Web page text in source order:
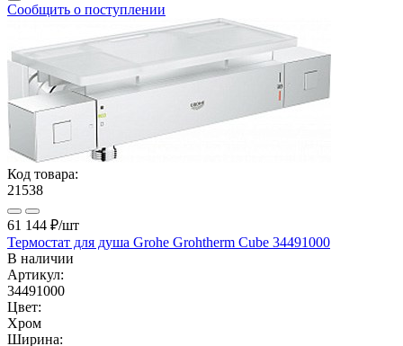
Сообщить о поступлении
Код товара:
21538
61 144 ₽/шт
Термостат для душа Grohe Grohtherm Cube 34491000
В наличии
Артикул:
34491000
Цвет:
Хром
Ширина: